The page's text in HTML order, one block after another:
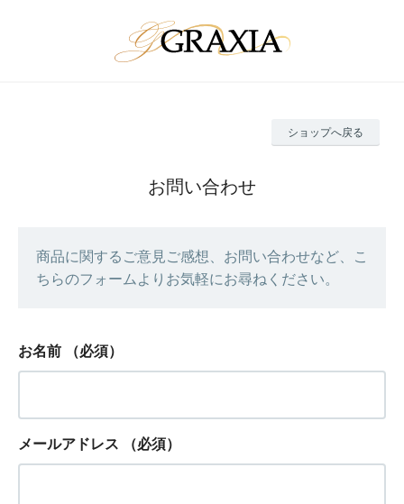
ショップへ戻る
お問い合わせ
商品に関するご意見ご感想、お問い合わせなど、こ
ちらのフォームよりお気軽にお尋ねください。
お名前 （必須）
メールアドレス （必須）